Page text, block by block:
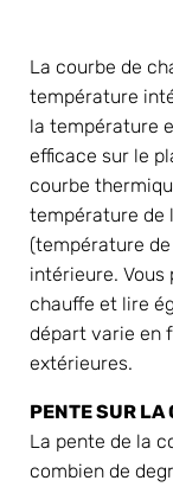
La courbe de
température
la température
efficace sur le
courbe
température de
(température
intérieure.
chauffe et lire
départ varie en
extérieures.
PENTE SUR LA
La pente de la
combien de